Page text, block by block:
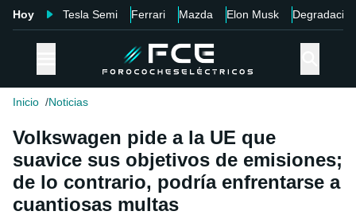
Hoy Tesla Semi Ferrari Mazda Elon Musk Degradación
Inicio Noticias
Volkswagen pide a la UE que
suavice sus objetivos de emisiones;
de lo contrario, podría enfrentarse a
cuantiosas multas